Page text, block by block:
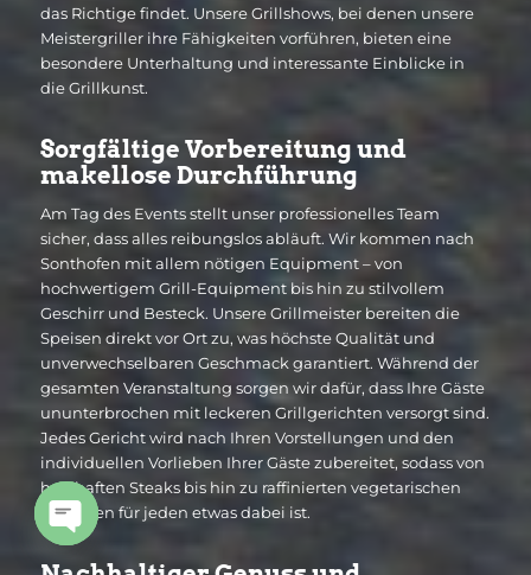
das Richtige findet. Unsere Grillshows, bei denen unsere
Meistergriller ihre Fähigkeiten vorführen, bieten eine
besondere Unterhaltung und interessante Einblicke in
die Grillkunst.
Sorgfältige Vorbereitung und
makellose Durchführung
Am Tag des Events stellt unser professionelles Team
sicher, dass alles reibungslos abläuft. Wir kommen nach
Sonthofen mit allem nötigen Equipment – von
hochwertigem Grill-Equipment bis hin zu stilvollem
Geschirr und Besteck. Unsere Grillmeister bereiten die
Speisen direkt vor Ort zu, was höchste Qualität und
unverwechselbaren Geschmack garantiert. Während der
gesamten Veranstaltung sorgen wir dafür, dass Ihre Gäste
ununterbrochen mit leckeren Grillgerichten versorgt sind.
Jedes Gericht wird nach Ihren Vorstellungen und den
individuellen Vorlieben Ihrer Gäste zubereitet, sodass von
herzhaften Steaks bis hin zu raffinierten vegetarischen
Optionen für jeden etwas dabei ist.
chaty